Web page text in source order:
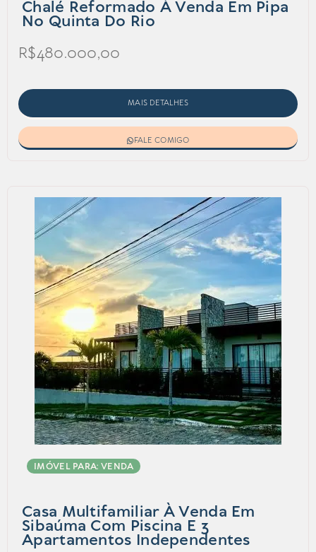
Chalé Reformado À Venda Em Pipa
No Quinta Do Rio
R$480.000,00
MAIS DETALHES
FALE COMIGO
IMÓVEL PARA: VENDA
Casa Multifamiliar À Venda Em
Sibaúma Com Piscina E 3
Apartamentos Independentes